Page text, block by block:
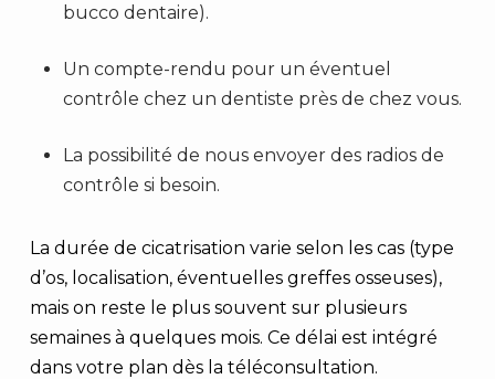
bucco dentaire).
Un compte-rendu pour un éventuel
contrôle chez un dentiste près de chez vous.
La possibilité de nous envoyer des radios de
contrôle si besoin.
La durée de cicatrisation varie selon les cas (type
d’os, localisation, éventuelles greffes osseuses),
mais on reste le plus souvent sur plusieurs
semaines à quelques mois. Ce délai est intégré
dans votre plan dès la téléconsultation.